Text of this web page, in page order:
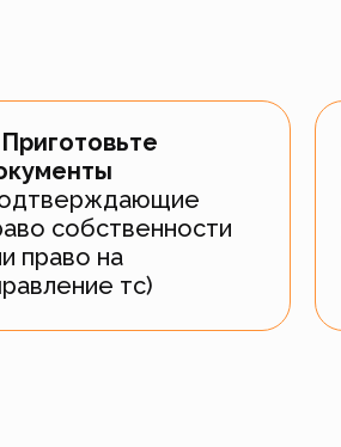
собственности
право на
тс)